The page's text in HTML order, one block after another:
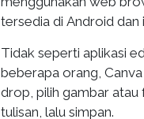
tersedia di Android dan
Tidak seperti aplikasi
beberapa orang,
drop, pilih gambar
tulisan, lalu simpan.